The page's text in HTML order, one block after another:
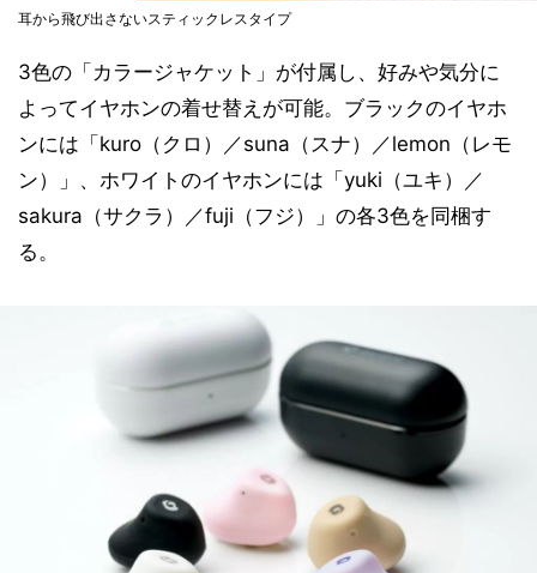
耳から飛び出さないスティックレスタイプ
3色の「カラージャケット」が付属し、好みや気分に
よってイヤホンの着せ替えが可能。ブラックのイヤホ
ンには「kuro（クロ）／suna（スナ）／lemon（レモ
ン）」、ホワイトのイヤホンには「yuki（ユキ）／
sakura（サクラ）／fuji（フジ）」の各3色を同梱す
る。